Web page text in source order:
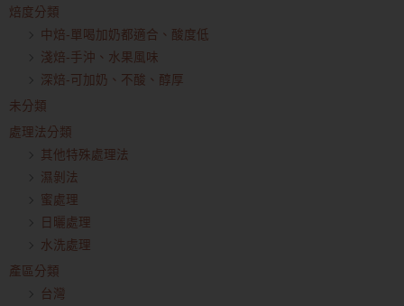
焙度分類
中焙-單喝加奶都適合、酸度低
淺焙-手沖、水果風味
深焙-可加奶、不酸、醇厚
未分類
處理法分類
其他特殊處理法
濕剝法
蜜處理
日曬處理
水洗處理
產區分類
台灣